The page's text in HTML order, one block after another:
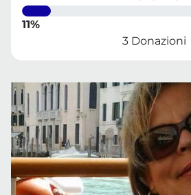
11%
3 Donazioni